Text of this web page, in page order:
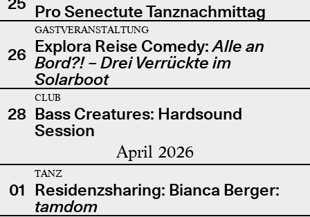
Pro Senectute Tanznachmittag
26
GASTVERANSTALTUNG
Explora Reise Comedy:Alle an
Bord?! – Drei Verrückte im
Solarboot
28
CLUB
Bass Creatures: Hardsound
Session
April 2026
01
TANZ
Residenzsharing: Bianca Berger:
tamdom